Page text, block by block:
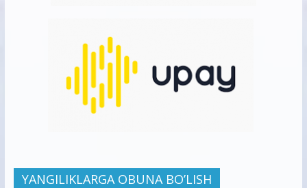
YANGILIKLARGA OBUNA BO’LISH